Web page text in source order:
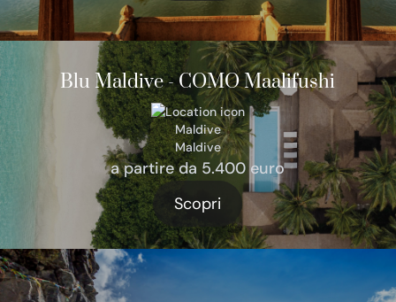
Blu Maldive - COMO Maalifushi
Maldive
Maldive
a partire da 5.400 euro
Scopri